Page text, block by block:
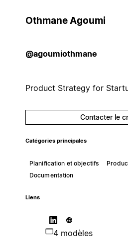
Othmane Agoumi
@agoumiothmane
Product Strategy for
Contacter le
Catégories principales
Planification et objectifs
Documentation
Liens
4 modèles